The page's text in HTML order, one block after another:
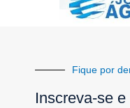
Fique por
Inscreva-se